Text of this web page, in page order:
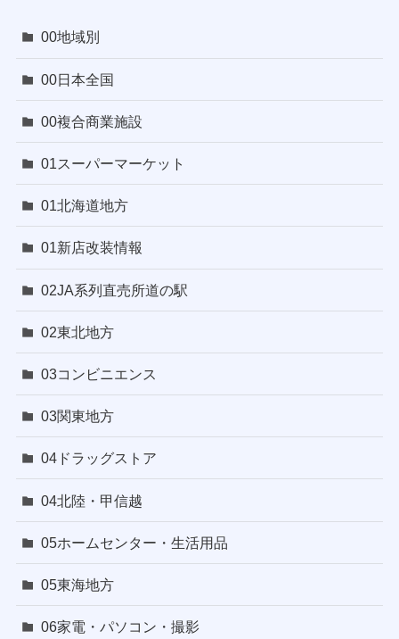
00地域別
00日本全国
00複合商業施設
01スーパーマーケット
01北海道地方
01新店改装情報
02JA系列直売所道の駅
02東北地方
03コンビニエンス
03関東地方
04ドラッグストア
04北陸・甲信越
05ホームセンター・生活用品
05東海地方
06家電・パソコン・撮影